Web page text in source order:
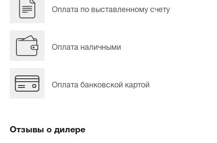
Оплата по выставленному счету
Оплата наличными
Оплата банковской картой
Отзывы о дилере